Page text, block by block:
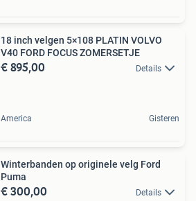
18 inch velgen 5×108 PLATIN VOLVO
V40 FORD FOCUS ZOMERSETJE
€ 895,00 Details
America Gisteren
Winterbanden op originele velg Ford
Puma
€ 300,00 Details